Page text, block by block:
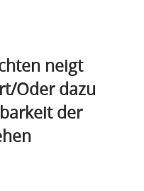
neigt
Oder dazu
der